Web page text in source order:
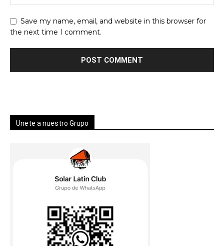
Save my name, email, and website in this browser for
the next time I comment.
Unete a nuestro Grupo